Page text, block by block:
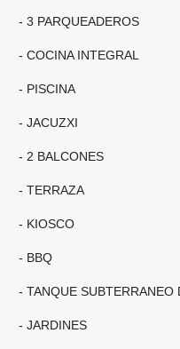
- 3 PARQUEADEROS
- COCINA INTEGRAL
- PISCINA
- JACUZXI
- 2 BALCONES
- TERRAZA
- KIOSCO
- BBQ
- TANQUE SUBTERRANEO
- JARDINES